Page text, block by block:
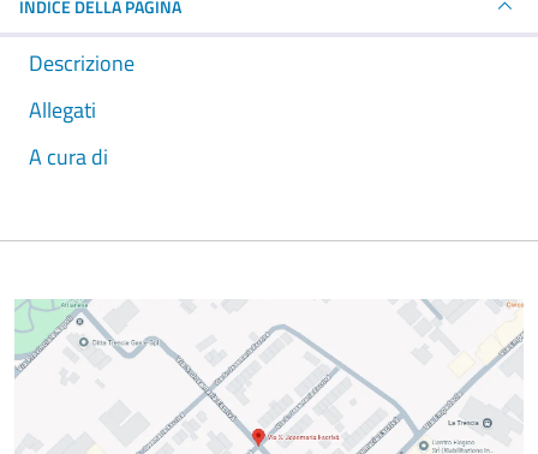
INDICE DELLA PAGINA
Descrizione
Allegati
A cura di